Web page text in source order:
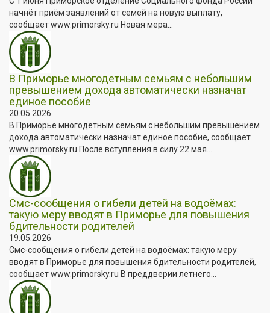
начнёт приём заявлений от семей на новую выплату,
сообщает www.primorsky.ru Новая мера...
В Приморье многодетным семьям с небольшим
превышением дохода автоматически назначат
единое пособие
20.05.2026
В Приморье многодетным семьям с небольшим превышением
дохода автоматически назначат единое пособие, сообщает
www.primorsky.ru После вступления в силу 22 мая...
Смс-сообщения о гибели детей на водоёмах:
такую меру вводят в Приморье для повышения
бдительности родителей
19.05.2026
Смс-сообщения о гибели детей на водоёмах: такую меру
вводят в Приморье для повышения бдительности родителей,
сообщает www.primorsky.ru В преддверии летнего...